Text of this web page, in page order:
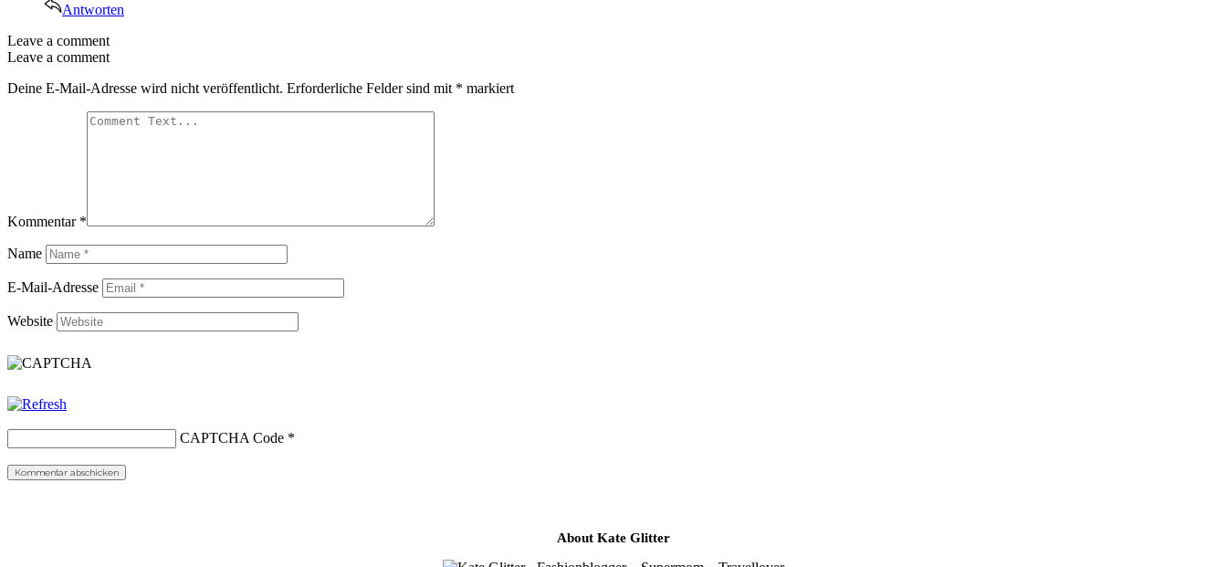
Antworten
Leave a comment
Leave a comment
Deine E-Mail-Adresse wird nicht veröffentlicht. Erforderliche Felder sind mit * markiert
Kommentar *
Name
E-Mail-Adresse
Website
CAPTCHA Code *
About Kate Glitter